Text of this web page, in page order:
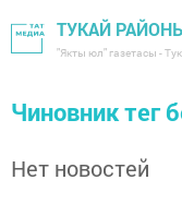
ТУКАЙ
"Якты юл" газетасы -
Чиновник тег
Нет новостей